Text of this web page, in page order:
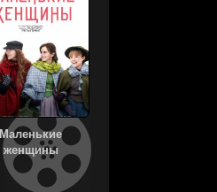
Маленькие
женщины